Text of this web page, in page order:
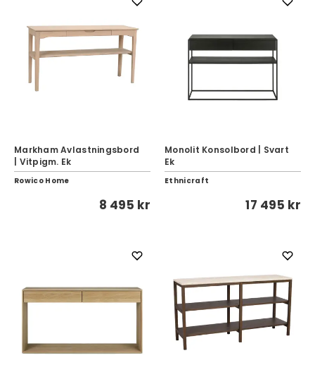
Markham Avlastningsbord
| Vitpigm. Ek
Rowico Home
8 495 kr
Monolit Konsolbord | Svart
Ek
Ethnicraft
17 495 kr